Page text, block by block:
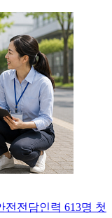
전전담인력 613명 첫